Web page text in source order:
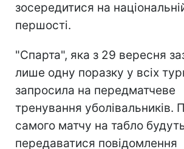
зосередитися на
першості.
"Спарта", яка з 29 вересня
лише одну поразку у всіх
запросила на передматчеве
тренування уболівальників.
самого матчу на табло
передаватися повідомлення